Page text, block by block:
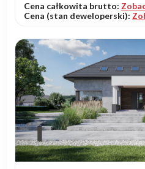
Cena całkowita brutto:
Cena (stan deweloperski):